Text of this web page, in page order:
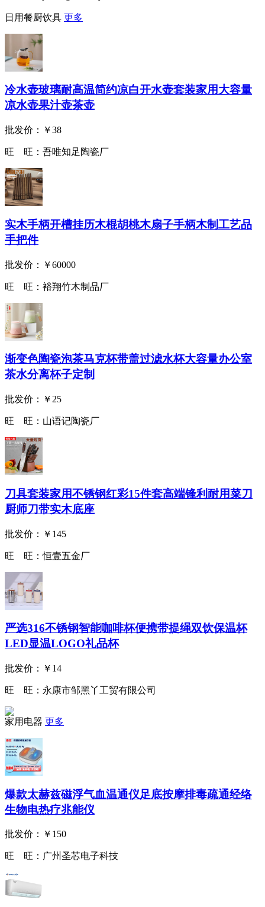
日用餐厨饮具 更多
冷水壶玻璃耐高温简约凉白开水壶套装家用大容量
凉水壶果汁壶茶壶
批发价： ￥38
旺 旺： 吾唯知足陶瓷厂
实木手柄开槽挂历木棍胡桃木扇子手柄木制工艺品
手把件
批发价： ￥60000
旺 旺： 裕翔竹木制品厂
渐变色陶瓷泡茶马克杯带盖过滤水杯大容量办公室
茶水分离杯子定制
批发价： ￥25
旺 旺： 山语记陶瓷厂
刀具套装家用不锈钢红彩15件套高端锋利耐用菜刀
厨师刀带实木底座
批发价： ￥145
旺 旺：恒壹五金厂
严选316不锈钢智能咖啡杯便携带提绳双饮保温杯
LED显温LOGO礼品杯
批发价： ￥14
旺 旺： 永康市邹黑丫工贸有限公司
家用电器 更多
爆款太赫兹磁浮气血温通仪足底按摩排毒疏通经络
生物电热疗兆能仪
批发价： ￥150
旺 旺： 广州圣芯电子科技